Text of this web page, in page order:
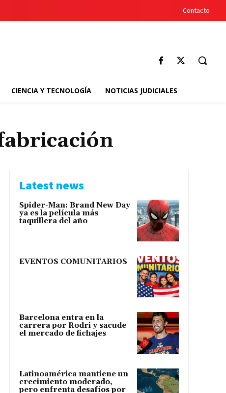
Contacto
CIENCIA Y TECNOLOGÍA NOTICIAS JUDICIALES
Latest news
Spider-Man: Brand New Day
ya es la película más
taquillera del año
EVENTOS COMUNITARIOS
Barcelona entra en la
carrera por Rodri y sacude
el mercado de fichajes
Latinoamérica mantiene un
crecimiento moderado,
pero enfrenta desafíos por